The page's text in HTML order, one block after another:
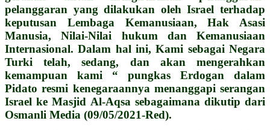
pelanggaran yang dilakukan oleh Israel terhadap
keputusan Lembaga Kemanusiaan, Hak Asasi
Manusia, Nilai-Nilai hukum dan Kemanusiaan
Internasional. Dalam hal ini, Kami sebagai Negara
Turki telah, sedang, dan akan mengerahkan
kemampuan kami “ pungkas Erdogan dalam
Pidato resmi kenegaraannya menanggapi serangan
Israel ke Masjid Al-Aqsa sebagaimana dikutip dari
Osmanli Media (09/05/2021-Red).